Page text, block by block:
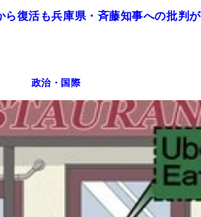
ら復活も兵庫県・斉藤知事への批判が
政治・国際